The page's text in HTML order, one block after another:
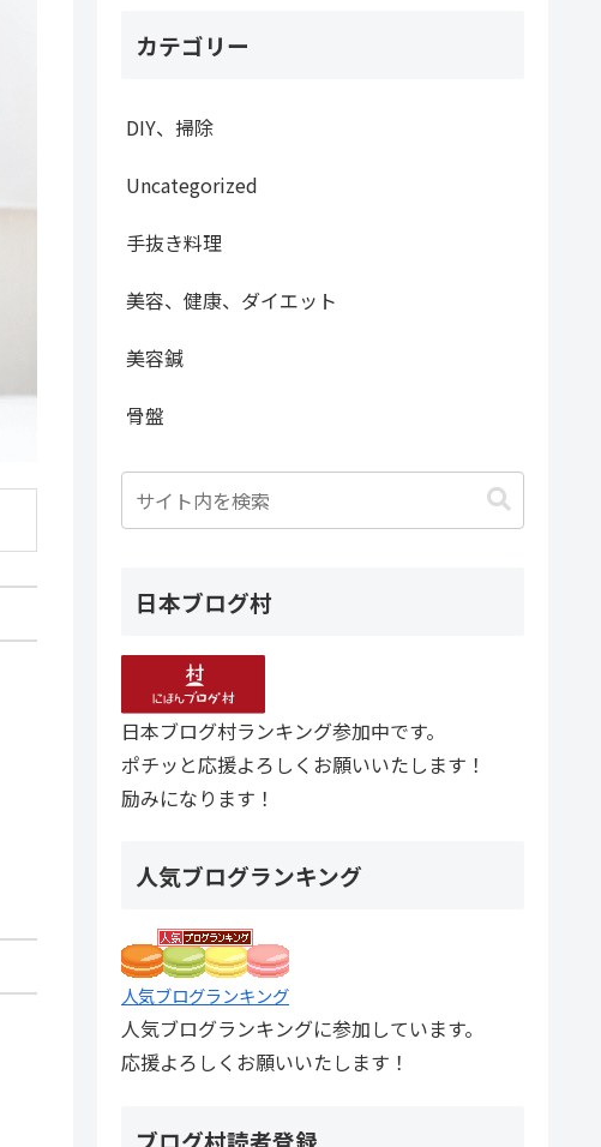
カテゴリー
DIY、掃除
Uncategorized
手抜き料理
美容、健康、ダイエット
美容鍼
骨盤
日本ブログ村
日本ブログ村ランキング参加中です。
ポチッと応援よろしくお願いいたします！
励みになります！
人気ブログランキング
人気ブログランキング
人気ブログランキングに参加しています。
応援よろしくお願いいたします！
ブログ村読者登録